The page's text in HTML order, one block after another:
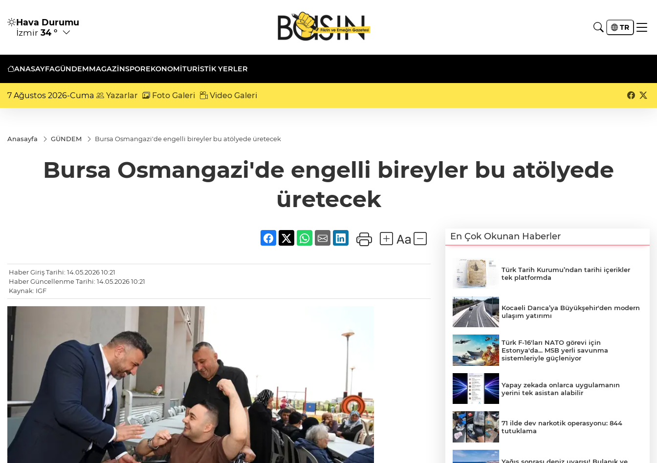
Hava Durumu
İzmir 34 ° TR
ANASAYFAGÜNDEMMAGAZİNSPOREKONOMİTURISTIK YERLER
7 Ağustos 2026-Cuma Yazarlar Foto Galeri Video Galeri
Anasayfa GÜNDEM Bursa Osmangazi'de engelli bireyler bu atölyede üretecek
Bursa Osmangazi'de engelli bireyler bu atölyede
üretecek
Haber Giriş Tarihi: 14.05.2026 10:21
Haber Güncellenme Tarihi: 14.05.2026 10:21
Kaynak: IGF
En Çok Okunan Haberler
Türk Tarih Kurumu’ndan tarihi içerikler
tek platformda
Kocaeli Darıca’ya Büyükşehir'den modern
ulaşım yatırımı
Türk F-16'ları NATO görevi için
Estonya'da... MSB yerli savunma
sistemleriyle güçleniyor
Yapay zekada onlarca uygulamanın
yerini tek asistan alabilir
71 ilde dev narkotik operasyonu: 844
tutuklama
Yağış sonrası deniz uyarısı! Bulanık ve